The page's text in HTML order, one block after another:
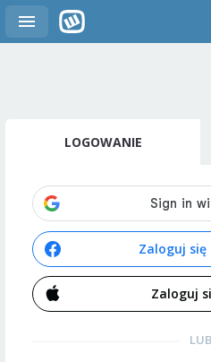
LOGOWANIE
Zaloguj się
Zaloguj
LUB